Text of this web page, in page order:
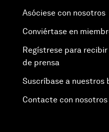
Asóciese con nosotros
Conviértase en
Regístrese para
de prensa
Suscríbase a nuestros
Contacte con nosotros